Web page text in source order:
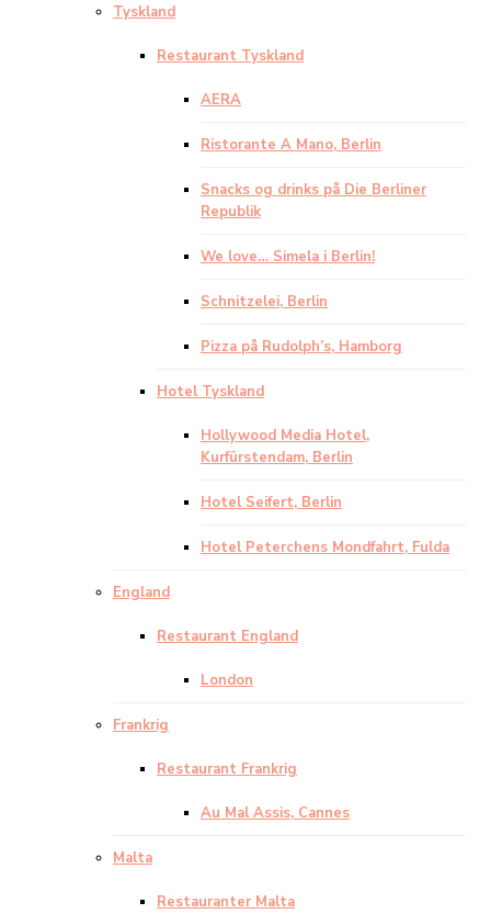
Tyskland
Restaurant Tyskland
AERA
Ristorante A Mano, Berlin
Snacks og drinks på Die Berliner
Republik
We love… Simela i Berlin!
Schnitzelei, Berlin
Pizza på Rudolph’s, Hamborg
Hotel Tyskland
Hollywood Media Hotel,
Kurfürstendam, Berlin
Hotel Seifert, Berlin
Hotel Peterchens Mondfahrt, Fulda
England
Restaurant England
London
Frankrig
Restaurant Frankrig
Au Mal Assis, Cannes
Malta
Restauranter Malta